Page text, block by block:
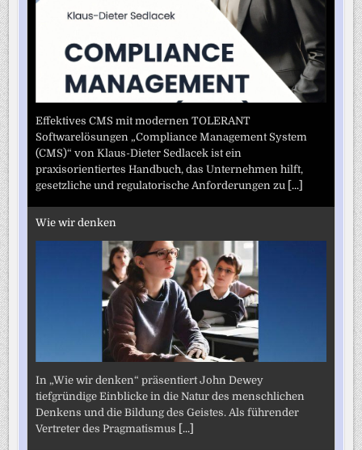
Effektives CMS mit modernen TOLERANT
Softwarelösungen „Compliance Management System
(CMS)“ von Klaus-Dieter Sedlacek ist ein
praxisorientiertes Handbuch, das Unternehmen hilft,
gesetzliche und regulatorische Anforderungen zu [...]
Wie wir denken
In „Wie wir denken“ präsentiert John Dewey
tiefgründige Einblicke in die Natur des menschlichen
Denkens und die Bildung des Geistes. Als führender
Vertreter des Pragmatismus [...]